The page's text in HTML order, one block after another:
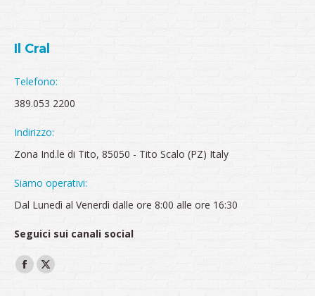
Il Cral
Telefono:
389.053 2200
Indirizzo:
Zona Ind.le di Tito, 85050 - Tito Scalo (PZ) Italy
Siamo operativi:
Dal Lunedì al Venerdì dalle ore 8:00 alle ore 16:30
Seguici sui canali social
Ci puoi trovare su:
Facebook
X